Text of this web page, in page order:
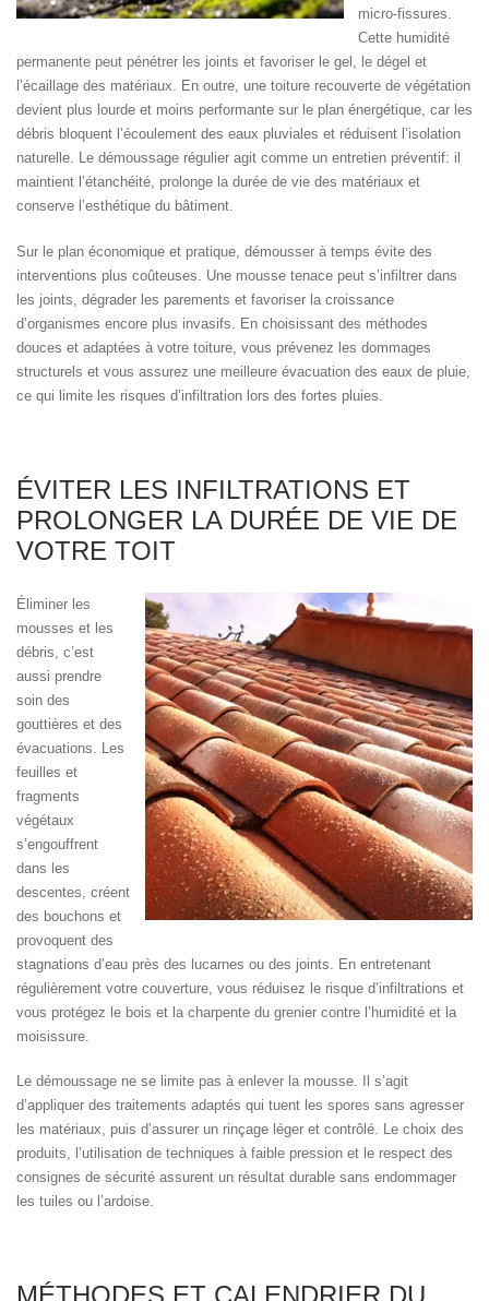
micro-fissures.
Cette humidité
permanente peut pénétrer les joints et favoriser le gel, le dégel et
l’écaillage des matériaux. En outre, une toiture recouverte de végétation
devient plus lourde et moins performante sur le plan énergétique, car les
débris bloquent l’écoulement des eaux pluviales et réduisent l’isolation
naturelle. Le démoussage régulier agit comme un entretien préventif: il
maintient l’étanchéité, prolonge la durée de vie des matériaux et
conserve l’esthétique du bâtiment.
Sur le plan économique et pratique, démousser à temps évite des
interventions plus coûteuses. Une mousse tenace peut s’infiltrer dans
les joints, dégrader les parements et favoriser la croissance
d’organismes encore plus invasifs. En choisissant des méthodes
douces et adaptées à votre toiture, vous prévenez les dommages
structurels et vous assurez une meilleure évacuation des eaux de pluie,
ce qui limite les risques d’infiltration lors des fortes pluies.
ÉVITER LES INFILTRATIONS ET
PROLONGER LA DURÉE DE VIE DE
VOTRE TOIT
Éliminer les
mousses et les
débris, c’est
aussi prendre
soin des
gouttières et des
évacuations. Les
feuilles et
fragments
végétaux
s’engouffrent
dans les
descentes, créent
des bouchons et
provoquent des
stagnations d’eau près des lucarnes ou des joints. En entretenant
régulièrement votre couverture, vous réduisez le risque d’infiltrations et
vous protégez le bois et la charpente du grenier contre l’humidité et la
moisissure.
Le démoussage ne se limite pas à enlever la mousse. Il s’agit
d’appliquer des traitements adaptés qui tuent les spores sans agresser
les matériaux, puis d’assurer un rinçage léger et contrôlé. Le choix des
produits, l’utilisation de techniques à faible pression et le respect des
consignes de sécurité assurent un résultat durable sans endommager
les tuiles ou l’ardoise.